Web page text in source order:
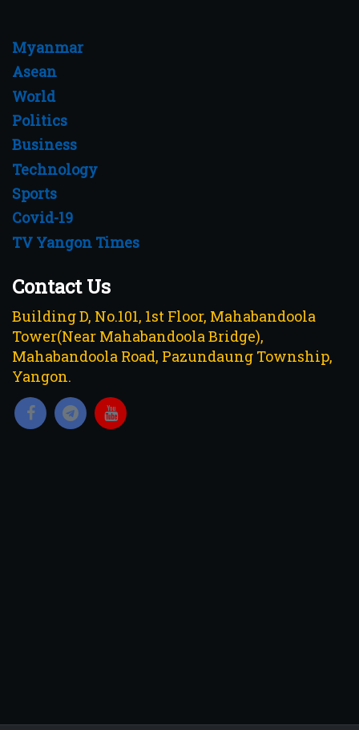
Myanmar
Asean
World
Politics
Business
Technology
Sports
Covid-19
TV Yangon Times
Contact Us
Building D, No.101, 1st Floor, Mahabandoola
Tower(Near Mahabandoola Bridge),
Mahabandoola Road, Pazundaung Township,
Yangon.